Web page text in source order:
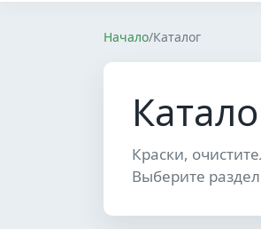
Начало/Каталог
Краски,
Выберите